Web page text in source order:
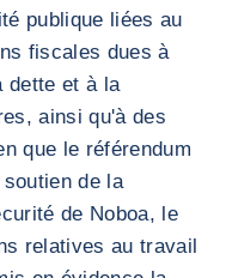
publique liées au
fiscales dues à
dette et à la
ainsi qu'à des
que le référendum
de la
de Noboa, le
relatives au travail